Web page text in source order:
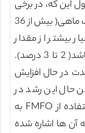
اول این که، در برخی
از جیره های غذایی تکثیر و پرورشی، نسبت خوراک ماهی( بیش از 36
از 26 درصد) بسیار بیشتر از مقدار
موجود در جیره های غذایی طیور و خوک می باشد( 2 تا 3 درصد).
در حال افزایش
جهانی 2011 الف). با این حال این رشد در
تکثیر ور پرورش آبزیان دیگر موجب افزایش استفاده از FMFO به
آن ها اشاره شده